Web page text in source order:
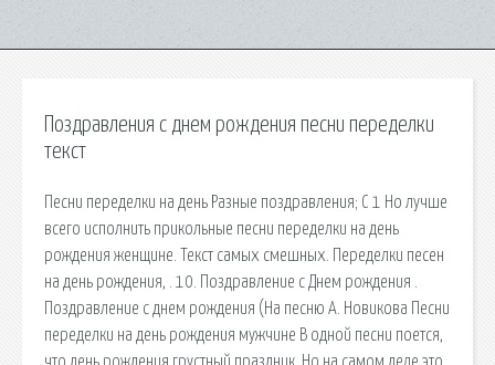
Поздравления с днем рождения песни переделки
текст
Песни переделки на день Разные поздравления; С 1 Но лучше
всего исполнить прикольные песни переделки на день
рождения женщине. Текст самых смешных. Переделки песен
на день рождения, . 10. Поздравление с Днем рождения .
Поздравление с днем рождения (На песню А. Новикова Песни
переделки на день рождения мужчине В одной песни поется,
что день рождения грустный праздник. Но на самом деле это